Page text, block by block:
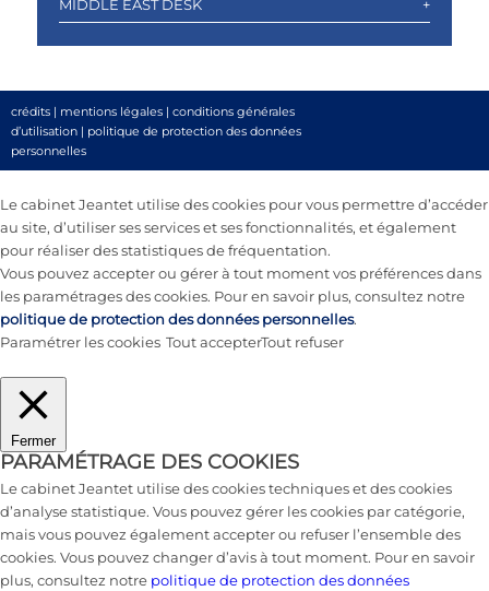
MIDDLE EAST DESK
crédits | mentions légales | conditions générales
d’utilisation | politique de protection des données
personnelles
Le cabinet Jeantet utilise des cookies pour vous permettre d’accéder
au site, d’utiliser ses services et ses fonctionnalités, et également
pour réaliser des statistiques de fréquentation.
Vous pouvez accepter ou gérer à tout moment vos préférences dans
les paramétrages des cookies. Pour en savoir plus, consultez notre
politique de protection des données personnelles.
Paramétrer les cookies Tout accepterTout refuser
Fermer
PARAMÉTRAGE DES COOKIES
Le cabinet Jeantet utilise des cookies techniques et des cookies
d’analyse statistique. Vous pouvez gérer les cookies par catégorie,
mais vous pouvez également accepter ou refuser l’ensemble des
cookies. Vous pouvez changer d’avis à tout moment. Pour en savoir
plus, consultez notre politique de protection des données